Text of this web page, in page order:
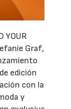
YOUR
Graf,
edición
con la
y